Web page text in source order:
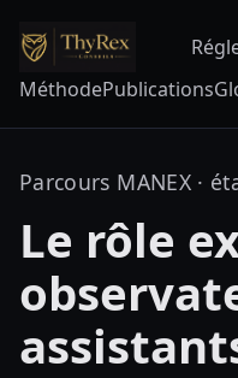
MéthodePublications
Parcours MANEX ·
Le rôle